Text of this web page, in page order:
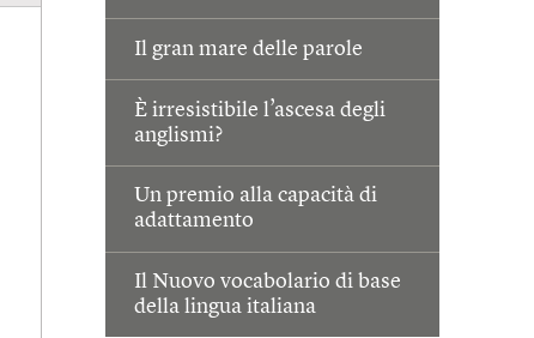
Il gran mare delle parole
È irresistibile l’ascesa degli
anglismi?
Un premio alla capacità di
adattamento
Il Nuovo vocabolario di base
della lingua italiana